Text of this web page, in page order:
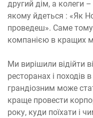
другий дім, а колеги –
якому йдеться : «Як
проведеш». Саме
компанією в кращих
Ми вирішили відійти
ресторанах і походів
грандіозним може
краще провести
року, куди поїхати і